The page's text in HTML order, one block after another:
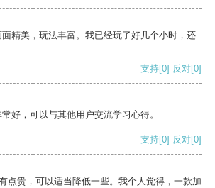
精美，玩法丰富。我已经玩了好几个小时，还
支持[0] 反对[0]
好，可以与其他用户交流学习心得。
支持[0] 反对[0]
点贵，可以适当降低一些。我个人觉得，一款加